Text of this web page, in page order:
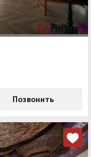
Позвонить